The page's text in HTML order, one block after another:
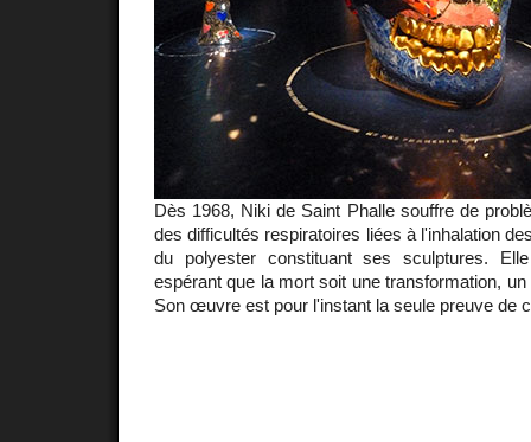
Dès 1968, Niki de Saint Phalle souffre de
des difficultés respiratoires liées à l'inhalation
du polyester constituant ses sculptures.
espérant que la mort soit une transformation,
Son œuvre est pour l'instant la seule preuve de